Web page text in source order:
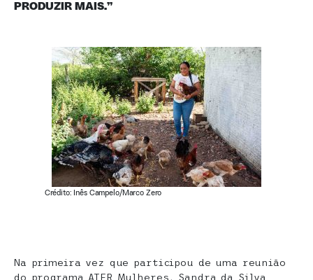
PRODUZIR MAIS.”
Crédito: Inês Campelo/Marco Zero
Na primeira vez que participou de uma reunião
do programa ATER Mulheres, Sandra da Silva